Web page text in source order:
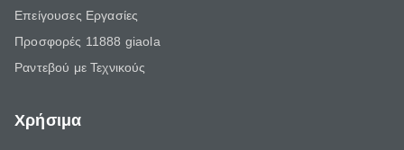
Επείγουσες Εργασίες
Προσφορές 11888 giaola
Ραντεβού με Τεχνικούς
Χρήσιμα